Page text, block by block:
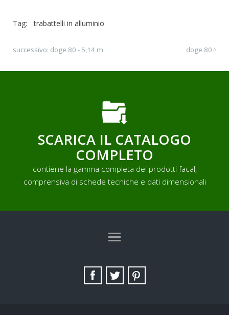
Tag: trabattelli in alluminio
successivo: doge 80 - 5,14 m doge 80
SCARICA IL CATALOGO
COMPLETO
contiene la gamma completa dei prodotti facal,
comprensiva di schede tecniche e dati dimensionali
SITE MAP